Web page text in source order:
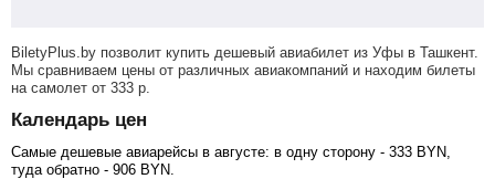
BiletyPlus.by позволит купить дешевый авиабилет из Уфы в Ташкент.
Мы сравниваем цены от различных авиакомпаний и находим билеты
на самолет от 333 р
Календарь цен
Самые дешевые авиарейсы в августе: в одну сторону - 333 BYN
туда обратно - 906 BYN